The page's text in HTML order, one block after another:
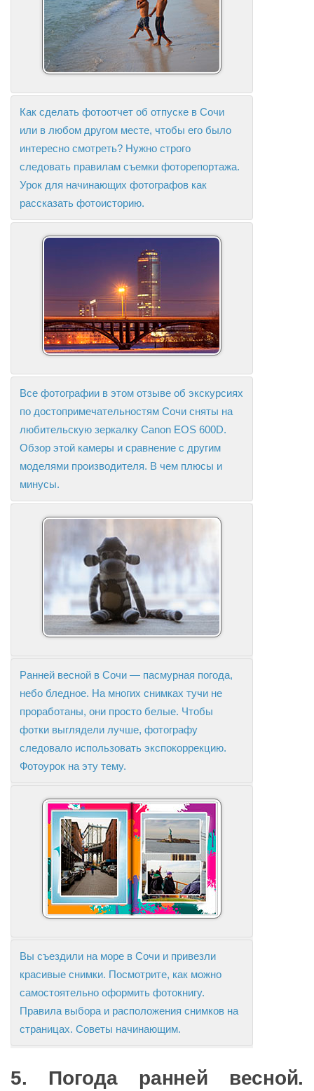
Как сделать фотоотчет об отпуске в Сочи
или в любом другом месте, чтобы его было
интересно смотреть? Нужно строго
следовать правилам съемки фоторепортажа.
Урок для начинающих фотографов как
рассказать фотоисторию.
Все фотографии в этом отзыве об экскурсиях
по достопримечательностям Сочи сняты на
любительскую зеркалку Canon EOS 600D.
Обзор этой камеры и сравнение с другим
моделями производителя. В чем плюсы и
минусы.
Ранней весной в Сочи — пасмурная погода,
небо бледное. На многих снимках тучи не
проработаны, они просто белые. Чтобы
фотки выглядели лучше, фотографу
следовало использовать экспокоррекцию.
Фотоурок на эту тему.
Вы съездили на море в Сочи и привезли
красивые снимки. Посмотрите, как можно
самостоятельно оформить фотокнигу.
Правила выбора и расположения снимков на
страницах. Советы начинающим.
5. Погода ранней весной.